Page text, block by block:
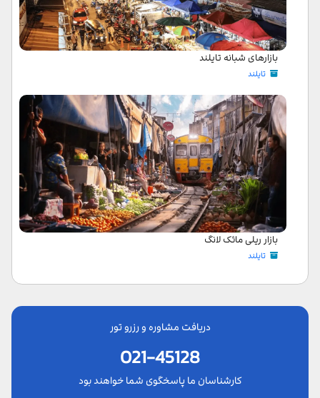
بازارهای شبانه تایلند
تایلند
بازار ریلی مائک لانگ
تایلند
دریافت مشاوره و رزرو تور
021-45128
کارشناسان ما پاسخگوی شما خواهند بود